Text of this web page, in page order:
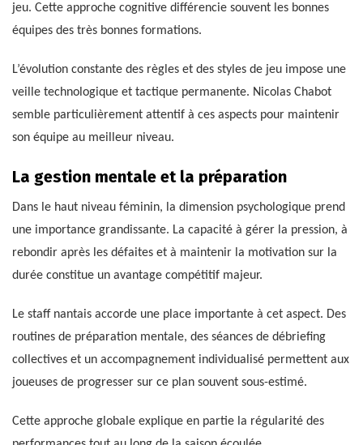
jeu. Cette approche cognitive différencie souvent les bonnes
équipes des très bonnes formations.
L’évolution constante des règles et des styles de jeu impose une
veille technologique et tactique permanente. Nicolas Chabot
semble particulièrement attentif à ces aspects pour maintenir
son équipe au meilleur niveau.
La gestion mentale et la préparation
Dans le haut niveau féminin, la dimension psychologique prend
une importance grandissante. La capacité à gérer la pression, à
rebondir après les défaites et à maintenir la motivation sur la
durée constitue un avantage compétitif majeur.
Le staff nantais accorde une place importante à cet aspect. Des
routines de préparation mentale, des séances de débriefing
collectives et un accompagnement individualisé permettent aux
joueuses de progresser sur ce plan souvent sous-estimé.
Cette approche globale explique en partie la régularité des